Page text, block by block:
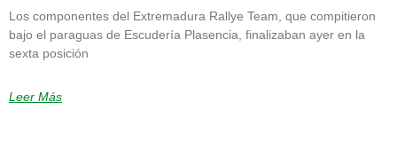
Los componentes del Extremadura Rallye Team, que compitieron
bajo el paraguas de Escudería Plasencia, finalizaban ayer en la
sexta posición
Leer Más